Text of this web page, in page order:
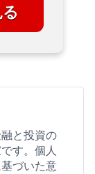
と投資の
す。個人
づいた意